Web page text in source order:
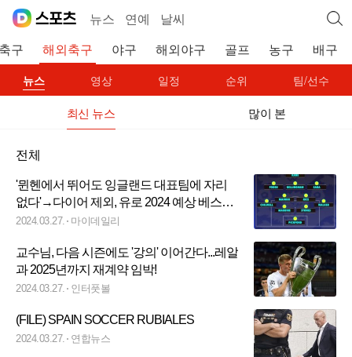
뉴스 연예 날씨
구 해외축구 야구 해외야구 골프 농구 배구
뉴스 영상 일정 순위 팀/선수
최신 뉴스 많이 본
전체
'뮌헨에서 뛰어도 잉글랜드 대표팀에 자리
없다'→다이어 제외, 유로 2024 예상 베스트
11
2024.03.27. 마이데일리
교수님, 다음 시즌에도 '강의' 이어간다...레알
과 2025년까지 재계약 임박!
2024.03.27. 인터풋볼
(FILE) SPAIN SOCCER RUBIALES
2024.03.27. 연합뉴스